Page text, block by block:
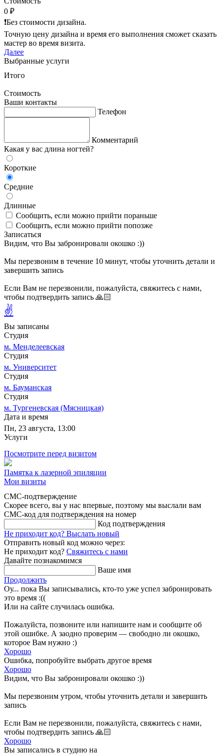
0 ₽
❗️Без стоимости дизайна.
Точную цену дизайна и время его выполнения сможет сказать
мастер во время визита.
Далее
Выбранные услуги
Итого
Стоимость
Ваши контакты
Телефон
Комментарий
Какая у вас длина ногтей?
Короткие
Средние
Длинные
Сообщить, если можно прийти пораньше
Сообщить, если можно прийти попозже
Записаться
Видим, что Вы забронировали окошко :))
Мы перезвоним в течение 10 минут, чтобы уточнить детали и
завершить запись
Если Вам не перезвонили, пожалуйста, свяжитесь с нами,
чтобы подтвердить запись 🙏🏻
✌
Вы записаны
Студия
м. Менделеевская
Студия
м. Университет
Студия
м. Бауманская
Студия
м. Тургеневская (Мясницкая)
Дата и время
Пн, 23 августа, 13:00
Услуги
Посмотрите перед визитом
Памятка к лазерной эпиляции
Мои визиты
СМС-подтверждение
Скорее всего, вы у нас впервые, поэтому мы выслали вам
СМС-код для подтверждения на номер
Код подтверждения
Не приходит код? Выслать новый
Отправить новый код можно через:
Не приходит код? Свяжитесь с нами
Давайте познакомимся
Ваше имя
Продолжить
Оу... пока Вы записывались, кто-то уже успел забронировать
это время :((
Или на сайте случилась ошибка.
Пожалуйста, позвоните или напишите нам и сообщите об
этой ошибке. А заодно проверим — свободно ли окошко,
которое Вам нужно :)
Хорошо
Ошибка, попробуйте выбрать другое время
Хорошо
Видим, что Вы забронировали окошко :))
Мы перезвоним утром, чтобы уточнить детали и завершить
запись
Если Вам не перезвонили, пожалуйста, свяжитесь с нами,
чтобы подтвердить запись 🙏🏻
Хорошо
Вы записались в студию на